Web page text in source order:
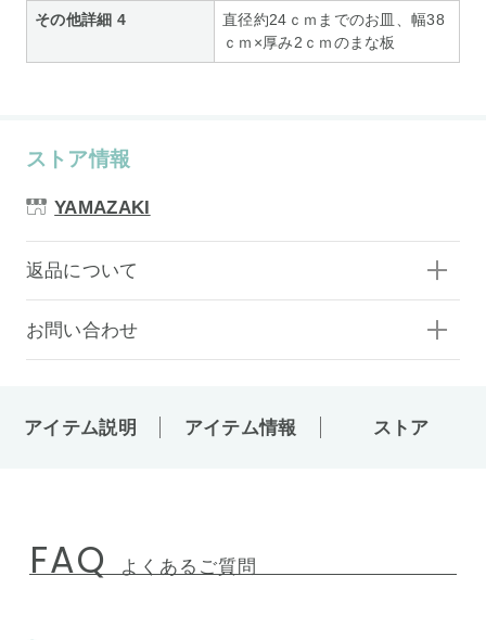
その他詳細 4
直径約24ｃｍまでのお皿、幅38
ｃｍ×厚み2ｃｍのまな板
ストア情報
YAMAZAKI
返品について
お問い合わせ
アイテム説明 アイテム情報 ストア
FAQ よくあるご質問